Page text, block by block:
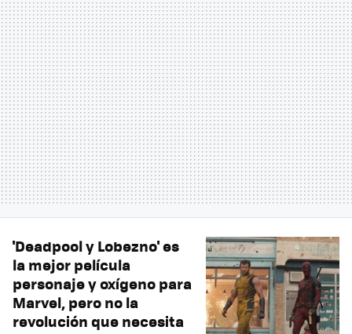
'Deadpool y Lobezno' es
la mejor película
personaje y oxígeno para
Marvel, pero no la
revolución que necesita